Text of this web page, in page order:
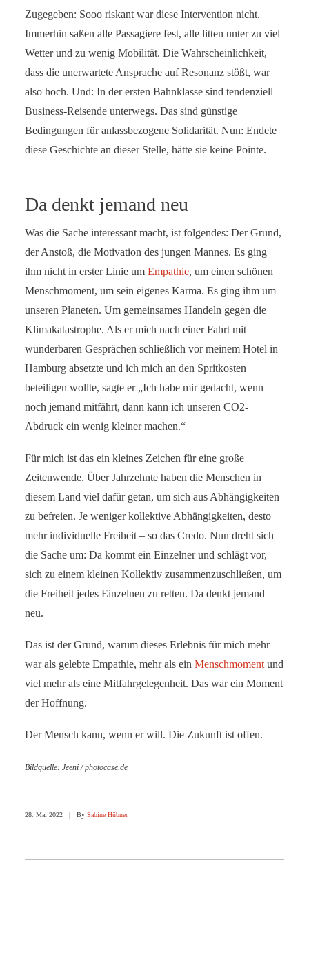
Zugegeben: Sooo riskant war diese Intervention nicht.
Immerhin saßen alle Passagiere fest, alle litten unter zu viel
Wetter und zu wenig Mobilität. Die Wahrscheinlichkeit,
dass die unerwartete Ansprache auf Resonanz stößt, war
also hoch. Und: In der ersten Bahnklasse sind tendenziell
Business-Reisende unterwegs. Das sind günstige
Bedingungen für anlassbezogene Solidarität. Nun: Endete
diese Geschichte an dieser Stelle, hätte sie keine Pointe.
Da denkt jemand neu
Was die Sache interessant macht, ist folgendes: Der Grund,
der Anstoß, die Motivation des jungen Mannes. Es ging
ihm nicht in erster Linie um Empathie, um einen schönen
Menschmoment, um sein eigenes Karma. Es ging ihm um
unseren Planeten. Um gemeinsames Handeln gegen die
Klimakatastrophe. Als er mich nach einer Fahrt mit
wunderbaren Gesprächen schließlich vor meinem Hotel in
Hamburg absetzte und ich mich an den Spritkosten
beteiligen wollte, sagte er „Ich habe mir gedacht, wenn
noch jemand mitfährt, dann kann ich unseren CO2-
Abdruck ein wenig kleiner machen.“
Für mich ist das ein kleines Zeichen für eine große
Zeitenwende. Über Jahrzehnte haben die Menschen in
diesem Land viel dafür getan, um sich aus Abhängigkeiten
zu befreien. Je weniger kollektive Abhängigkeiten, desto
mehr individuelle Freiheit – so das Credo. Nun dreht sich
die Sache um: Da kommt ein Einzelner und schlägt vor,
sich zu einem kleinen Kollektiv zusammenzuschließen, um
die Freiheit jedes Einzelnen zu retten. Da denkt jemand
neu.
Das ist der Grund, warum dieses Erlebnis für mich mehr
war als gelebte Empathie, mehr als ein Menschmoment und
viel mehr als eine Mitfahrgelegenheit. Das war ein Moment
der Hoffnung.
Der Mensch kann, wenn er will. Die Zukunft ist offen.
Bildquelle: Jeeni / photocase.de
28. Mai 2022 | By Sabine Hübner